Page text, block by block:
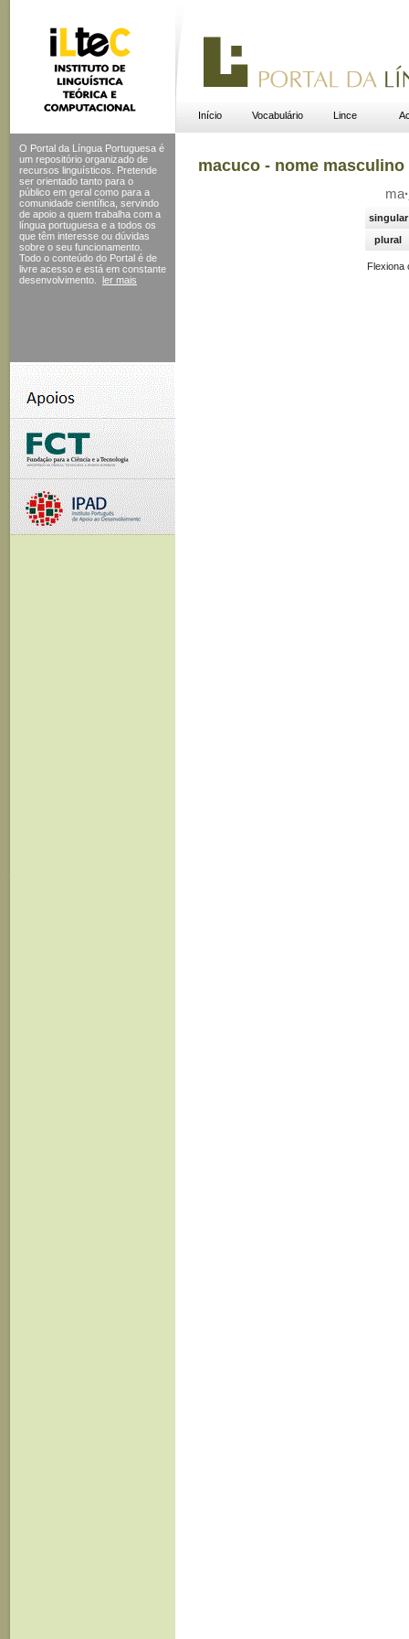
Início Vocabulário Lince
O Portal da Língua Portuguesa é
um repositório organizado de
recursos linguísticos. Pretende
ser orientado tanto para o
público em geral como para a
comunidade científica, servindo
de apoio a quem trabalha com a
língua portuguesa e a todos os
que têm interesse ou dúvidas
sobre o seu funcionamento.
Todo o conteúdo do Portal é de
livre acesso e está em constante
desenvolvimento.
ler mais
macuco - nome masculino
ma·
singular
plural
Flexiona